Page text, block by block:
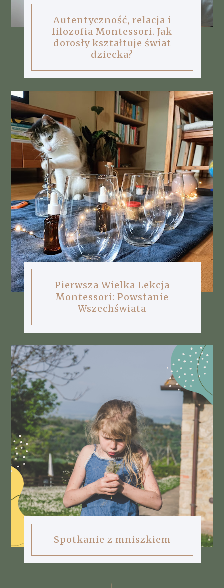
Autentyczność, relacja i
filozofia Montessori. Jak
dorosły kształtuje świat
dziecka?
Pierwsza Wielka Lekcja
Montessori: Powstanie
Wszechświata
Spotkanie z mniszkiem